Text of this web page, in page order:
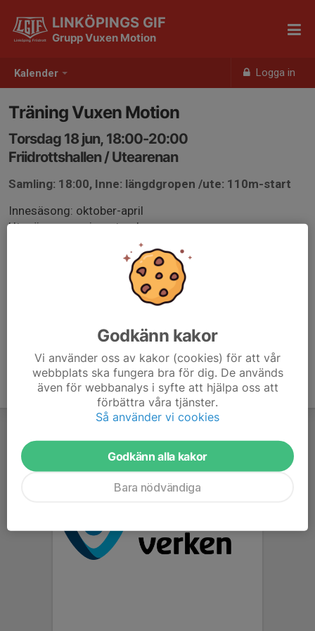
Kalender Logga in
LINKÖPINGS GIF
Grupp Vuxen Motion
Träning Vuxen Motion
Torsdag 18 jun, 18:00-20:00
Friidrottshallen / Utearenan
Samling: 18:00, Inne: längdgropen /ute: 110m-start
Innesäsong: oktober-april
Utesäsong: maj-september
Godkänn kakor
Vi använder oss av kakor (cookies) för att vår
webbplats ska fungera bra för dig. De används
även för webbanalys i syfte att hjälpa oss att
förbättra våra tjänster.
Så använder vi cookies
Godkänn alla kakor
Bara nödvändiga